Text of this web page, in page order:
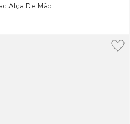
Alça De Mão